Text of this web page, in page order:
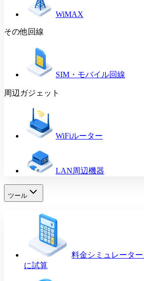
WiMAX
その他回線
SIM・モバイル回線
周辺ガジェット
WiFiルーター
LAN周辺機器
ツール
料金シミュレーター
に試算